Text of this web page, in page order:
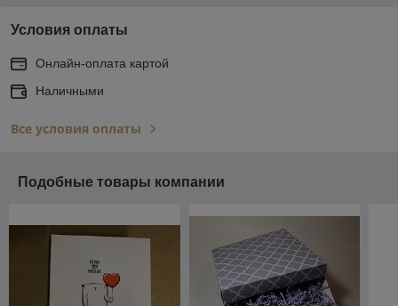
Условия оплаты
Онлайн-оплата картой
Наличными
Все условия оплаты
Подобные товары компании